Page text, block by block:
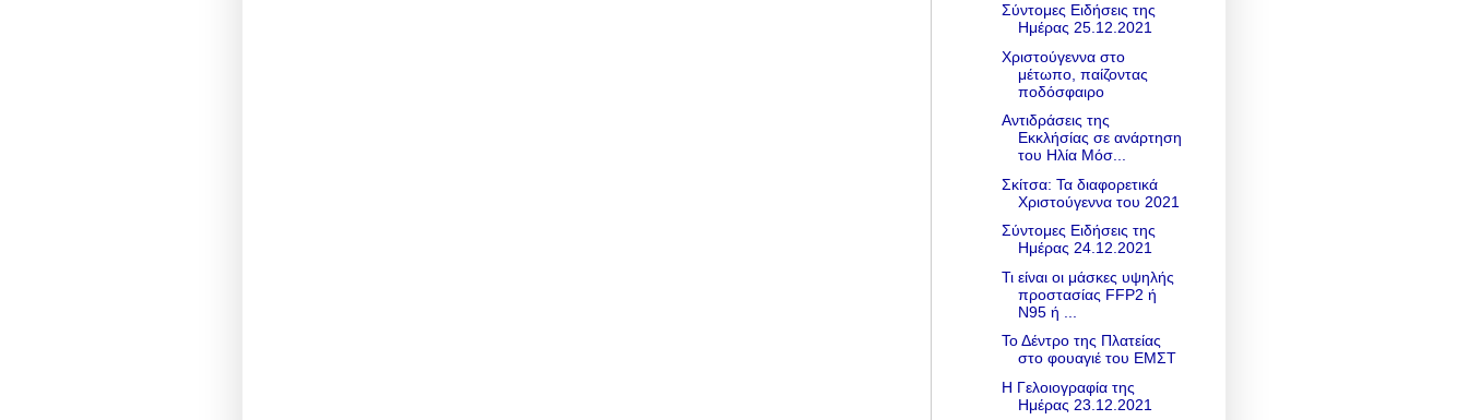
Σύντομες Ειδήσεις της
Ημέρας 25.12.2021
Χριστούγεννα στο
μέτωπο, παίζοντας
ποδόσφαιρο
Αντιδράσεις της
Εκκλήσίας σε ανάρτηση
του Ηλία Μόσ...
Σκίτσα: Τα διαφορετικά
Χριστούγεννα του 2021
Σύντομες Ειδήσεις της
Ημέρας 24.12.2021
Τι είναι οι μάσκες υψηλής
προστασίας FFP2 ή
Ν95 ή ...
Το Δέντρο της Πλατείας
στο φουαγιέ του ΕΜΣΤ
Η Γελοιογραφία της
Ημέρας 23.12.2021